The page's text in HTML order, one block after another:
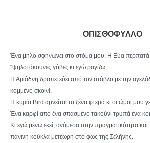
ΟΠΙΣΘΟΦΥΛΛΟ
Ένα μήλο σφηνώνει στο στόμα μου. Η Εύα περπατά
“ψηλοτάκουνες γόβες κι εγώ ραγίζω.
Η Αριάδνη δραπετεύει από τον στάβλο με την
κομμένο σκοινί.
Η κυρία Bird αρνείται τα ξένα φτερά κι οι ώμοι μου
Ένα καρφί από ένα σπασμένο τακούνι τρυπά ένα
Κι εγώ μένω εκεί, ανάμεσα στην πραγματικότητα και
πάνινη κούκλα μετέωρη στο φως της Σελήνης.